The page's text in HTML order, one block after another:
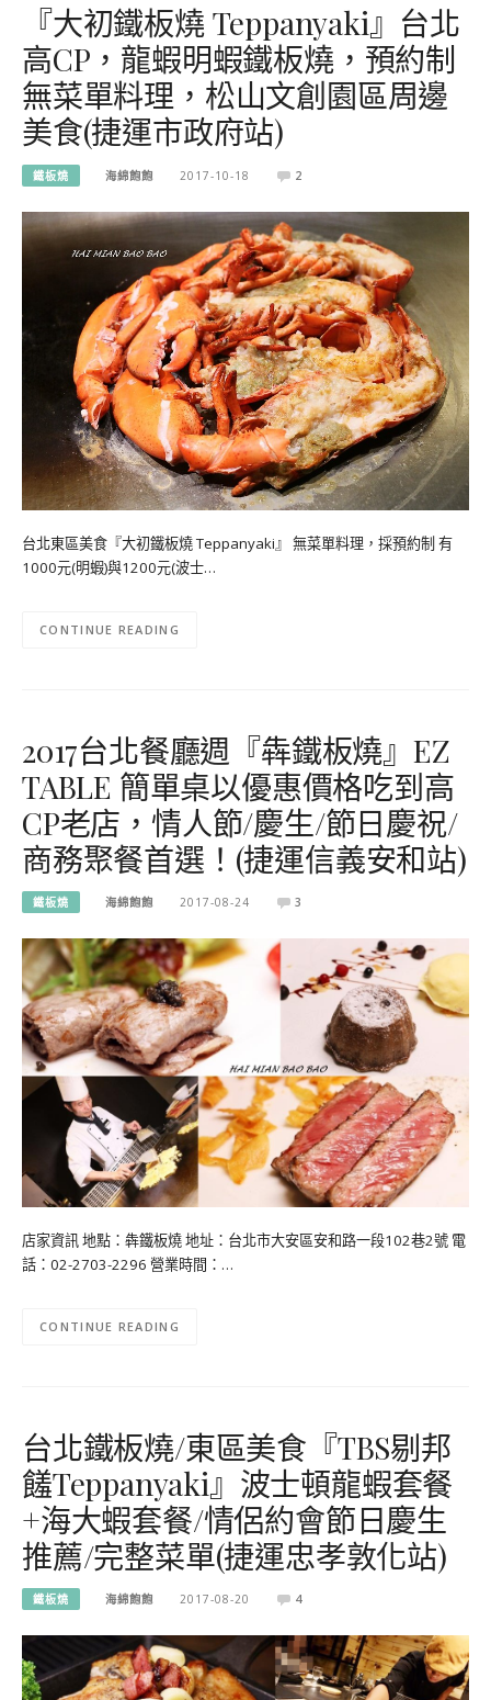
『大初鐵板燒 Teppanyaki』台北
高CP，龍蝦明蝦鐵板燒，預約制
無菜單料理，松山文創園區周邊
美食(捷運市政府站)
鐵板燒 海綿飽飽 2017-10-18 2
台北東區美食『大初鐵板燒 Teppanyaki』 無菜單料理，採預約制 有
1000元(明蝦)與1200元(波士…
CONTINUE READING
2017台北餐廳週『犇鐵板燒』EZ
TABLE 簡單桌以優惠價格吃到高
CP老店，情人節/慶生/節日慶祝/
商務聚餐首選！(捷運信義安和站)
鐵板燒 海綿飽飽 2017-08-24 3
店家資訊 地點：犇鐵板燒 地址：台北市大安區安和路一段102巷2號 電
話：02-2703-2296 營業時間：…
CONTINUE READING
台北鐵板燒/東區美食『TBS剔邦
饈Teppanyaki』波士頓龍蝦套餐
+海大蝦套餐/情侶約會節日慶生
推薦/完整菜單(捷運忠孝敦化站)
鐵板燒 海綿飽飽 2017-08-20 4